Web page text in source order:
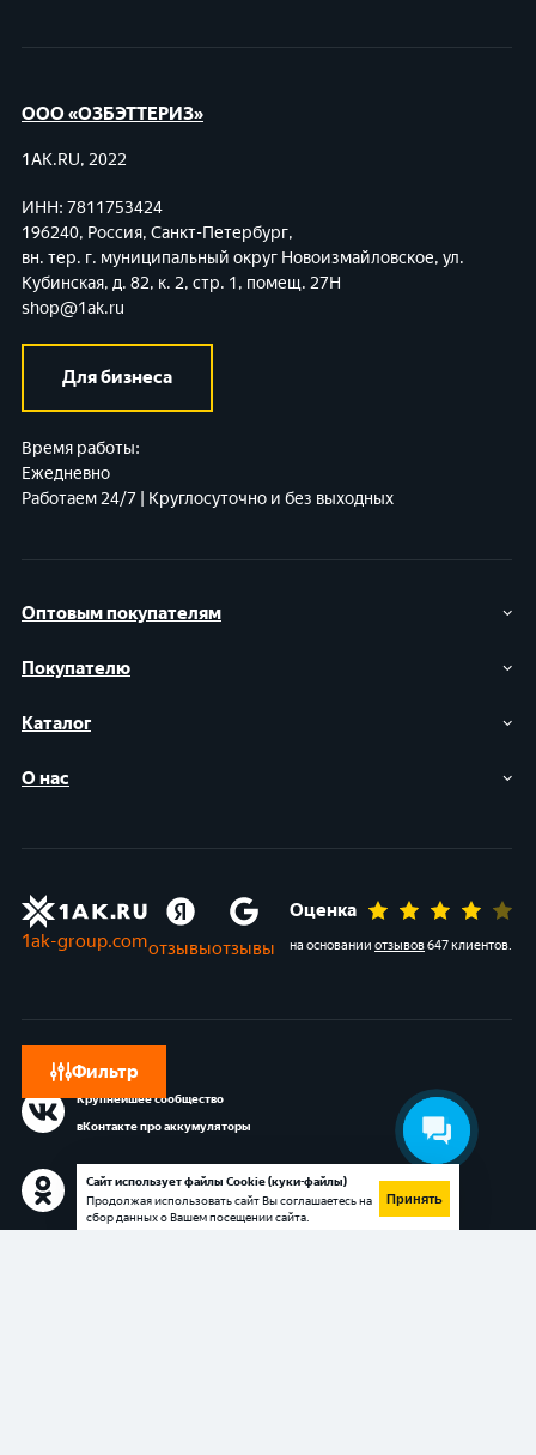
Фильтр
Сайт использует файлы Cookie (куки-файлы)
Продолжая использовать сайт Вы соглашаетесь на
сбор данных о Вашем посещении сайта.
Принять
Оптовым покупателям
Покупателю
Каталог
О нас
ООО «ОЗБЭТТЕРИЗ»
1AK.RU, 2022
ИНН: 7811753424
196240, Россия, Санкт-Петербург,
вн. тер. г. муниципальный округ Новоизмайловское, ул.
Кубинская, д. 82, к. 2, стр. 1, помещ. 27Н
shop@1ak.ru
Для бизнеса
Время работы:
Ежедневно
Работаем 24/7 | Круглосуточно и без выходных
1ak-group.comотзывыотзывы
Оценка
на основании отзывов647 клиентов.
Крупнейшее сообщество
вКонтакте про аккумуляторы
Сообщество в Одноклассниках
про аккумуляторы